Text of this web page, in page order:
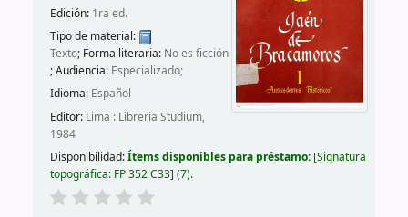
Edición: 1ra ed.
Tipo de material:
Texto; Forma literaria: No es ficción
; Audiencia: Especializado;
Idioma: Español
Editor: Lima : Libreria Studium,
1984
Disponibilidad:Ítems disponibles para préstamo: Signatura
topográfica: FP 352 C33 (7).